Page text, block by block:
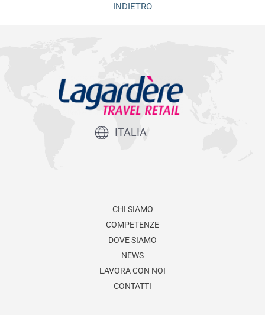
INDIETRO
ITALIA
CHI SIAMO
COMPETENZE
DOVE SIAMO
NEWS
LAVORA CON NOI
CONTATTI